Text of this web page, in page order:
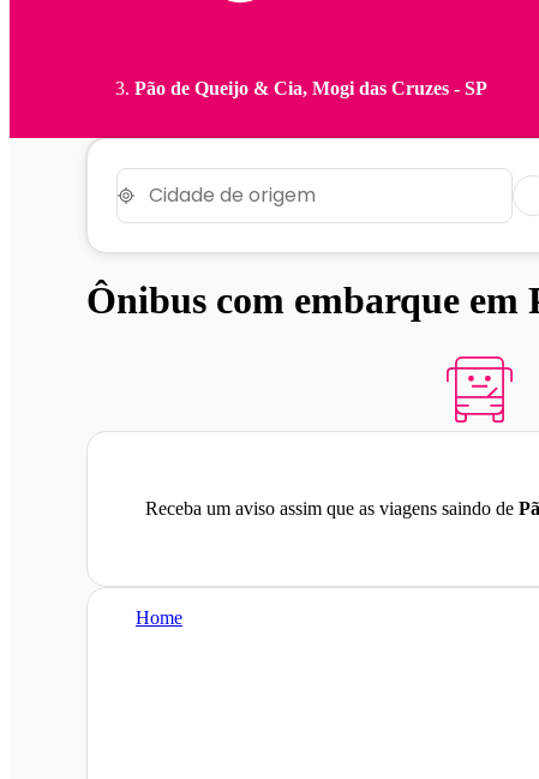
Pão de Queijo & Cia, Mogi das Cruzes - SP
Ônibus com embarque
Receba um aviso assim que as viagens saindo de
Home